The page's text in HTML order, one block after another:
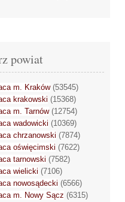
powiat
m. Kraków(53545)
krakowski (15368)
m. Tarnów(12754)
wadowicki (10369)
chrzanowski (7874)
oświęcimski (7622)
tarnowski (7582)
wielicki (7106)
nowosądecki (6566)
m. Nowy Sącz (6315)